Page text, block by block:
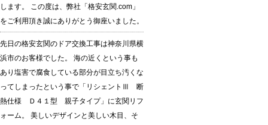
します。 この度は、弊社「格安玄関.com」
をご利用頂き誠にありがとう御座いました。
先日の格安玄関のドア交換工事は神奈川県横
浜市のお客様でした。 海の近くという事も
あり塩害で腐食している部分が目立ち汚くな
ってしまったという事で「リシェントⅢ 断
熱仕様 Ｄ４１型 親子タイプ」に玄関リフ
ォーム。 美しいデザインと美しい木目、そ